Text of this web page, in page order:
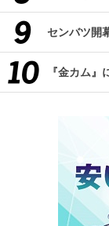
センバツ開
『金カム』